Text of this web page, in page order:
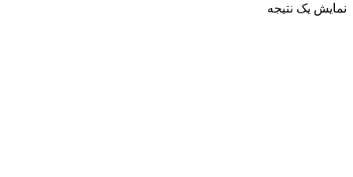
نمایش یک نتیجه